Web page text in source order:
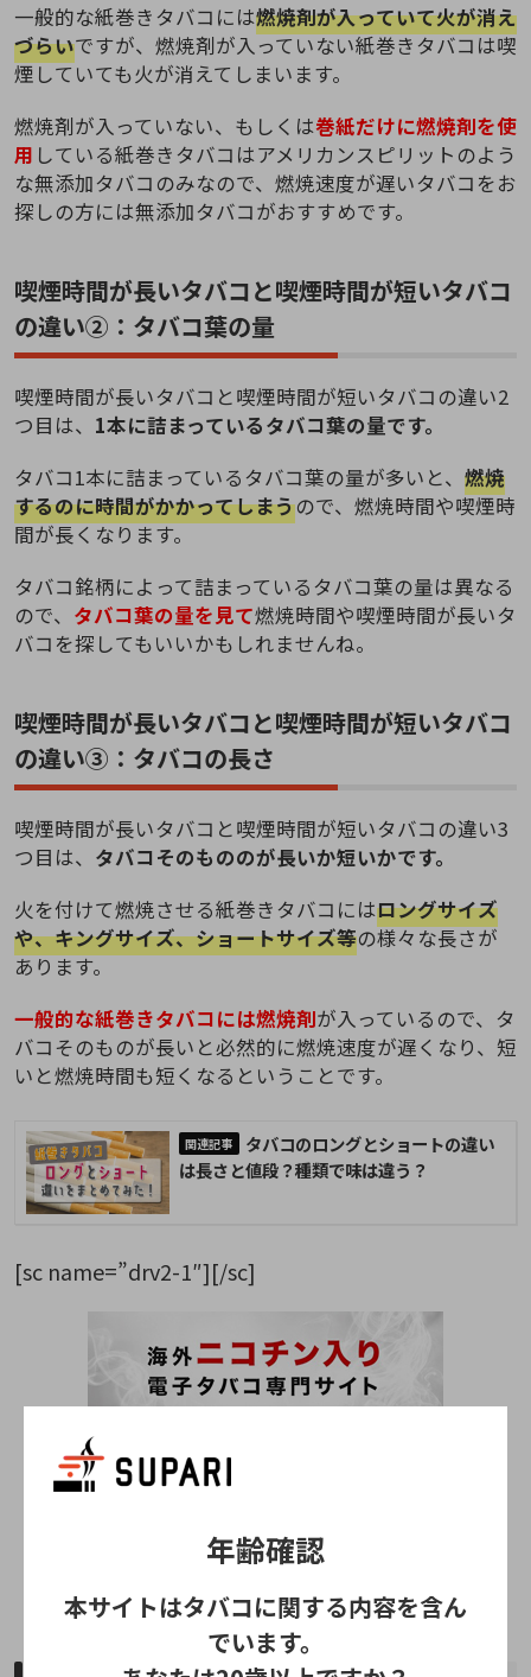
一般的な紙巻きタバコには燃焼剤が入っていて火が消え
づらいですが、燃焼剤が入っていない紙巻きタバコは喫
煙していても火が消えてしまいます。
燃焼剤が入っていない、もしくは巻紙だけに燃焼剤を使
用 している紙巻きタバコはアメリカンスピリットのよう
な無添加タバコのみなので、燃焼速度が遅いタバコをお
探しの方には無添加タバコがおすすめです。
喫煙時間が長いタバコと喫煙時間が短いタバコ
の違い②：タバコ葉の量
喫煙時間が長いタバコと喫煙時間が短いタバコの違い2
つ目は、 1本に詰まっているタバコ葉の量です。
タバコ1本に詰まっているタバコ葉の量が多いと、 燃焼
するのに時間がかかってしまうので、燃焼時間や喫煙時
間が長くなります。
タバコ銘柄によって詰まっているタバコ葉の量は異なる
ので、 タバコ葉の量を見て燃焼時間や喫煙時間が長いタ
バコを探してもいいかもしれませんね。
喫煙時間が長いタバコと喫煙時間が短いタバコ
の違い③：タバコの長さ
喫煙時間が長いタバコと喫煙時間が短いタバコの違い3
つ目は、 タバコそのもののが長いか短いかです。
火を付けて燃焼させる紙巻きタバコにはロングサイズ
や、キングサイズ、ショートサイズ等の様々な長さが
あります。
一般的な紙巻きタバコには燃焼剤が入っているので、タ
バコそのものが長いと必然的に燃焼速度が遅くなり、短
いと燃焼時間も短くなるということです。
タバコのロングとショートの違い
は長さと値段？種類で味は違う？
[sc name=”drv2-1″][/sc]
年齢確認
本サイトはタバコに関する内容を含ん
でいます。